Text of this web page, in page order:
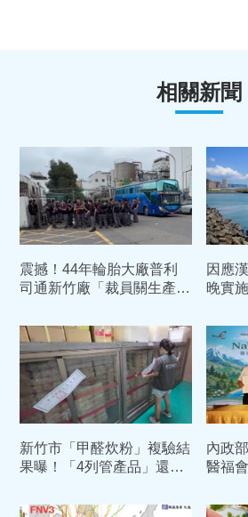
相關新聞
震撼！44年輪胎大廠普利
司通新竹廠「裁員關生產
談
因應
晚實
新竹市「甲醛炊粉」複驗結
果曝！「4列管產品」還是
內政
醫福